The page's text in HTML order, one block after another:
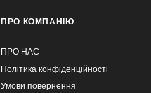
ПРО КОМПАНІЮ
ПРО НАС
Політика конфіденційності
Умови повернення